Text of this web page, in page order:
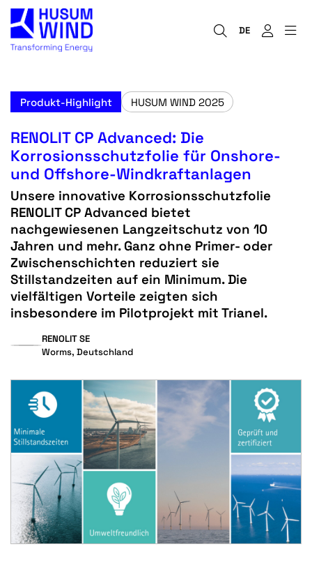
DE
Produkt-Highlight HUSUM WIND 2025
RENOLIT CP Advanced: Die
Korrosionsschutzfolie für Onshore-
und Offshore-Windkraftanlagen
Unsere innovative Korrosionsschutzfolie
RENOLIT CP Advanced bietet
nachgewiesenen Langzeitschutz von 10
Jahren und mehr. Ganz ohne Primer- oder
Zwischenschichten reduziert sie
Stillstandzeiten auf ein Minimum. Die
vielfältigen Vorteile zeigten sich
insbesondere im Pilotprojekt mit Trianel.
RENOLIT SE
Worms, Deutschland